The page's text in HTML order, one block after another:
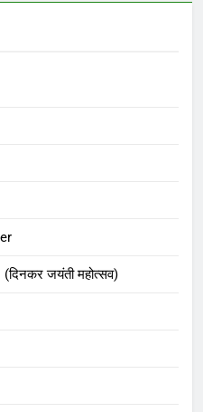
जयंती महोत्सव)